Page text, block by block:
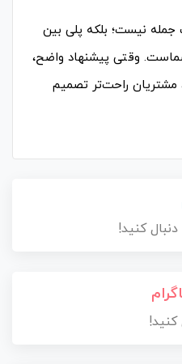
نیست؛ بلکه پلی بین
وقتی پیشنهاد واضح،
راحت‌تر تصمیم
دنبال کنید!
کنید!